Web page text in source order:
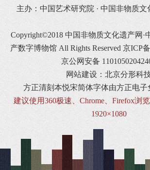
主办：中国艺术研究院 · 中国非物质
Copyright©2018 中国非物质文化遗产网·
产数字博物馆 All Rights Reserved 京ICP
京公网安备
网站建设：北京分形科
方正清刻本悦宋简体字体由方正电子
建议使用360极速、Chrome、Firefox浏
1920×1080